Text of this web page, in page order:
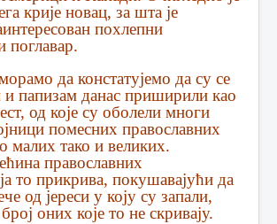
крије новац, за шта је
похлепни
поглавар.
да констатујемо да су се
и папизам данас приширили као
од које су оболели многи
помесних православних
малих тако и великих.
православних
то прикрива, покушавајући да
од јереси у коју су запали,
оних које то не скривају.